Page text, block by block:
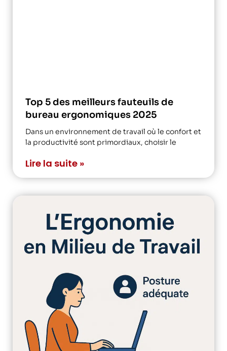
Top 5 des meilleurs fauteuils de
bureau ergonomiques 2025
Dans un environnement de travail où le confort et
la productivité sont primordiaux, choisir le
Lire la suite »